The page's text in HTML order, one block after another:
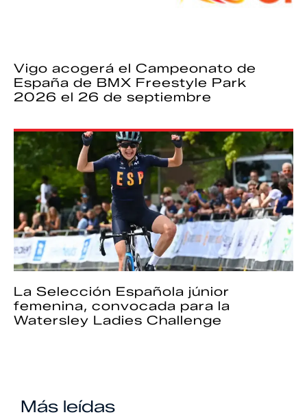
Vigo acogerá el Campeonato de
España de BMX Freestyle Park
2026 el 26 de septiembre
La Selección Española júnior
femenina, convocada para la
Watersley Ladies Challenge
Más leídas